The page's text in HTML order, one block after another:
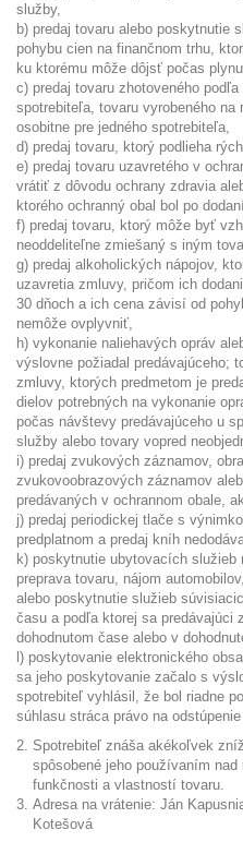
služby,
b) predaj tovaru alebo poskytnutie
pohybu cien na finančnom trhu,
ku ktorému môže dôjsť počas
c) predaj tovaru zhotoveného
spotrebiteľa, tovaru vyrobeného na
osobitne pre jedného spotrebiteľa,
d) predaj tovaru, ktorý podlieha
e) predaj tovaru uzavretého v
vrátiť z dôvodu ochrany zdravia
ktorého ochranný obal bol po
f) predaj tovaru, ktorý môže byť
neoddeliteľne zmiešaný s iným
g) predaj alkoholických nápojov,
uzavretia zmluvy, pričom ich
30 dňoch a ich cena závisí od
nemôže ovplyvniť,
h) vykonanie naliehavých opráv
výslovne požiadal predávajúceho;
zmluvy, ktorých predmetom je
dielov potrebných na vykonanie
počas návštevy predávajúceho u
služby alebo tovary vopred
i) predaj zvukových záznamov,
zvukovoobrazových záznamov
predávaných v ochrannom obale,
j) predaj periodickej tlače s
predplatnom a predaj kníh
k) poskytnutie ubytovacích
preprava tovaru, nájom
alebo poskytnutie služieb
času a podľa ktorej sa
dohodnutom čase alebo v
l) poskytovanie elektronického
sa jeho poskytovanie začalo s
spotrebiteľ vyhlásil, že bol riadne
súhlasu stráca právo na
Spotrebiteľ znáša akékoľvek
spôsobené jeho používaním
funkčnosti a vlastností tovaru.
Adresa na vrátenie: Ján
Kotešová